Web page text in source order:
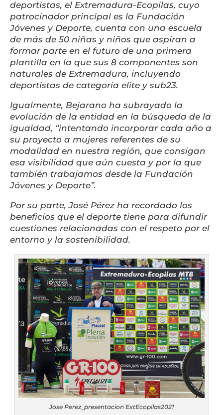
deportistas, el Extremadura-Ecopilas, cuyo
patrocinador principal es la Fundación
Jóvenes y Deporte, cuenta con una escuela
de más de 50 niñas y niños que aspiran a
formar parte en el futuro de una primera
plantilla en la que sus 8 componentes son
naturales de Extremadura, incluyendo
deportistas de categoría elite y sub23.
Igualmente, Bejarano ha subrayado la
evolución de la entidad en la búsqueda de la
igualdad, “intentando incorporar cada año a
su proyecto a mujeres referentes de su
modalidad en nuestra región, que consigan
esa visibilidad que aún cuesta y por la que
también trabajamos desde la Fundación
Jóvenes y Deporte”.
Por su parte, José Pérez ha recordado los
beneficios que el deporte tiene para difundir
cuestiones relacionadas con el respeto por el
entorno y la sostenibilidad.
Jose Perez_presentacion ExtEcopilas2021